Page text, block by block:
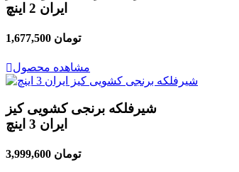
ایران 2 اینچ
1,677,500 تومان
مشاهده محصول
شیرفلکه برنجی کشویی کیز
ایران 3 اینچ
3,999,600 تومان